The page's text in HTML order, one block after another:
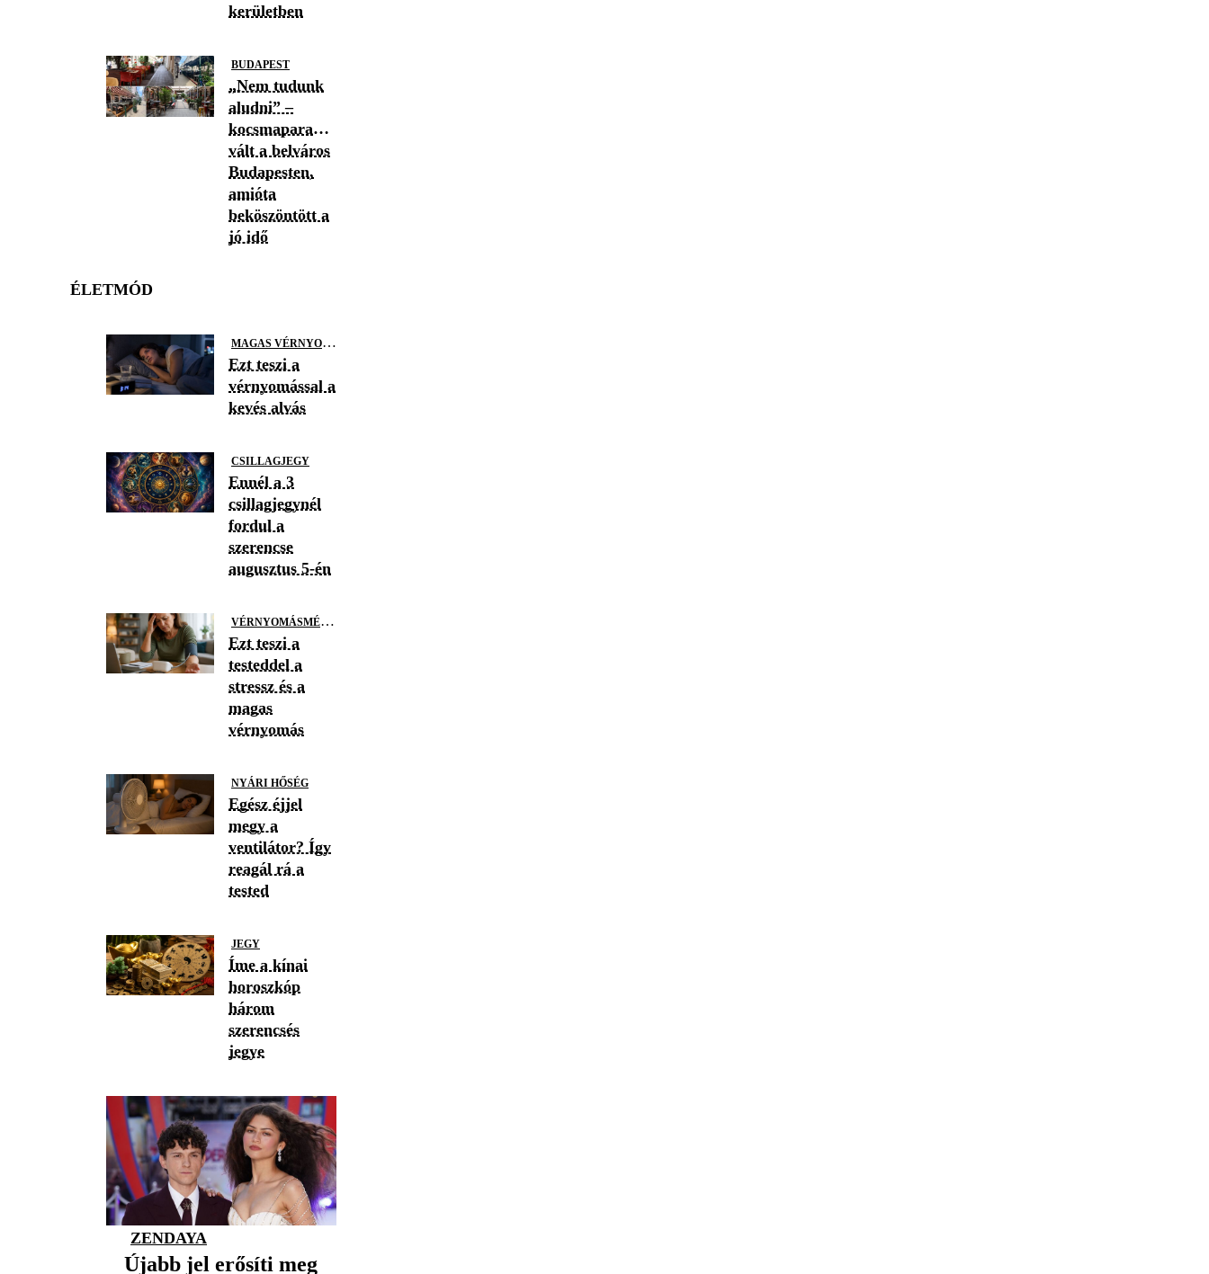
kerületben
BUDAPEST
„Nem tudunk
aludni” –
kocsmaparadicsommá
vált a belváros
Budapesten,
amióta
beköszöntött a
jó idő
ÉLETMÓD
M
AGAS VÉRNYOMÁS
Ezt teszi a
vérnyomással a
kevés alvás
CSILLAGJEGY
Ennél a 3
csillagjegynél
fordul a
szerencse
augusztus 5-én
V
ÉRNYOMÁSMÉRÉS
Ezt teszi a
testeddel a
stressz és a
magas
vérnyomás
NYÁRI HŐSÉG
Egész éjjel
megy a
ventilátor? Így
reagál rá a
tested
JEGY
Íme a kínai
horoszkóp
három
szerencsés
jegye
ZENDAYA
Újabb jel erősíti meg